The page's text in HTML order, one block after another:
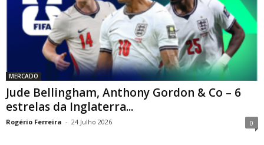
MERCADO
Jude Bellingham, Anthony Gordon & Co – 6
estrelas da Inglaterra...
Rogério Ferreira - 24 Julho 2026 0